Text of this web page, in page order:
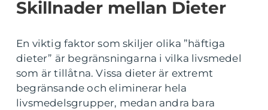
Skillnader mellan Dieter
En viktig faktor som skiljer olika ”häftiga
dieter” är begränsningarna i vilka livsmedel
som är tillåtna. Vissa dieter är extremt
begränsande och eliminerar hela
livsmedelsgrupper, medan andra bara